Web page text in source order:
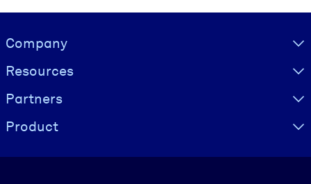
Visually hidden Text
Company
Resources
Partners
Product